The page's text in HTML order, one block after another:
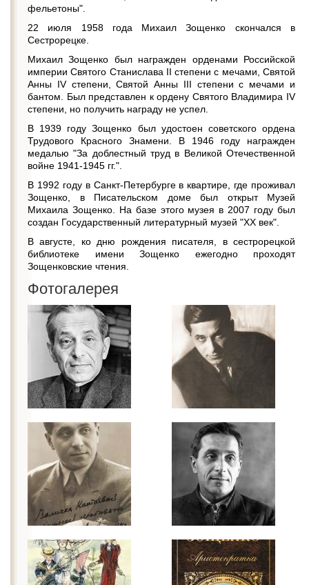
фельетоны".
22 июля 1958 года Михаил Зощенко скончался в
Сестрорецке.
Михаил Зощенко был награжден орденами Российской
империи Святого Станислава II степени с мечами, Святой
Анны IV степени, Святой Анны III степени с мечами и
бантом. Был представлен к ордену Святого Владимира IV
степени, но получить награду не успел.
В 1939 году Зощенко был удостоен советского ордена
Трудового Красного Знамени. В 1946 году награжден
медалью "За доблестный труд в Великой Отечественной
войне 1941-1945 гг.".
В 1992 году в Санкт-Петербурге в квартире, где проживал
Зощенко, в Писательском доме был открыт Музей
Михаила Зощенко. На базе этого музея в 2007 году был
создан Государственный литературный музей "ХХ век".
В августе, ко дню рождения писателя, в сестрорецкой
библиотеке имени Зощенко ежегодно проходят
Зощенковские чтения.
Фотогалерея